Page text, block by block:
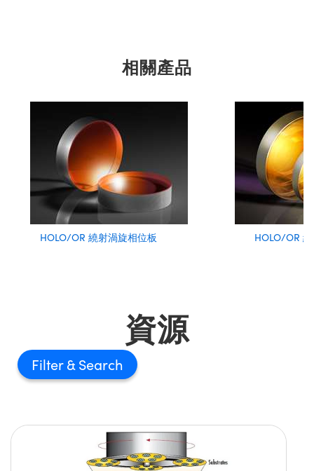
相關產品
HOLO/OR 繞射渦旋相位板 HOLO/OR
資源
Filter